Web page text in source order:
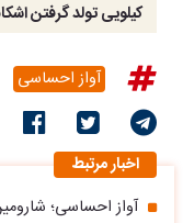
کیلویی تولد گرفتن
آواز احساسی
اخبار مرتبط
آواز احساسی؛